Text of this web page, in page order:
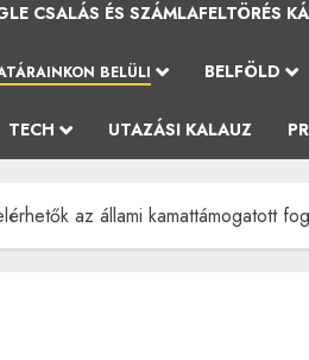
CSALÁS ÉS SZÁMLAFELTÖRÉS
BELÜLI BELFÖLD
TECH UTAZÁSI KALAUZ
az állami kamattámogatott